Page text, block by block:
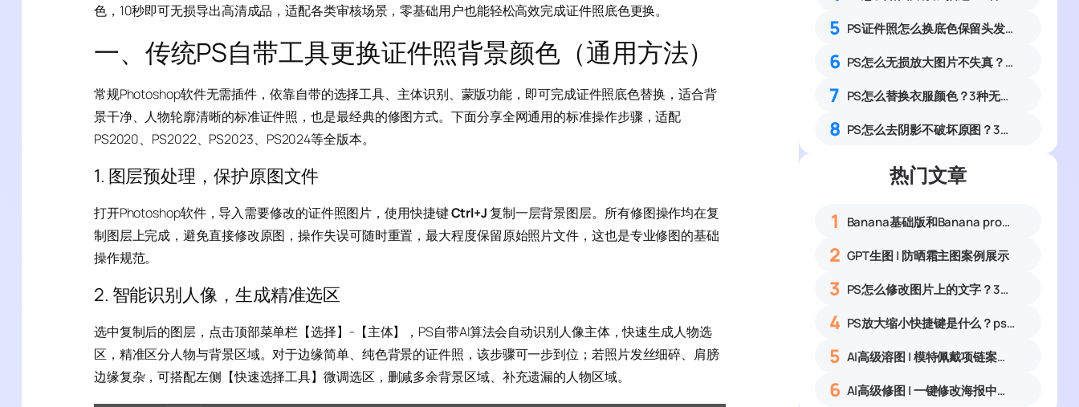
色，10秒即可无损导出高清成品，适配各类审核场景，零基础用户也能轻松高效完成证件照底色更换。
一、传统PS自带工具更换证件照背景颜色（通用方法）
常规Photoshop软件无需插件，依靠自带的选择工具、主体识别、蒙版功能，即可完成证件照底色替换，适合背
景干净、人物轮廓清晰的标准证件照，也是最经典的修图方式。下面分享全网通用的标准操作步骤，适配
PS2020、PS2022、PS2023、PS2024等全版本。
1. 图层预处理，保护原图文件
打开Photoshop软件，导入需要修改的证件照图片，使用快捷键Ctrl+J复制一层背景图层。所有修图操作均在复
制图层上完成，避免直接修改原图，操作失误可随时重置，最大程度保留原始照片文件，这也是专业修图的基础
操作规范。
2. 智能识别人像，生成精准选区
选中复制后的图层，点击顶部菜单栏【选择】-【主体】，PS自带AI算法会自动识别人像主体，快速生成人物选
区，精准区分人物与背景区域。对于边缘简单、纯色背景的证件照，该步骤可一步到位；若照片发丝细碎、肩膀
边缘复杂，可搭配左侧【快速选择工具】微调选区，删减多余背景区域、补充遗漏的人物区域。
5 PS证件照怎么换底色保留头发丝细节？3步解决抠图白边杂边完整教程
6 PS怎么无损放大图片不失真？3种零锯齿高清放大实操教程
7 PS怎么替换衣服颜色？3种无痕改色保留纹理零基础教程
8 PS怎么去阴影不破坏原图？3种无损去阴影实操方法
热门文章
1 Banana基础版和Banana pro区别对比丨具体案例应用+使用教程
2 GPT生图 | 防晒霜主图案例展示
3 PS怎么修改图片上的文字？3种无痕改字方法，新手也能搞定
4 PS放大缩小快捷键是什么？ps怎么把图片拉大拉小？
5 AI高级溶图 | 模特佩戴项链案例展示
6 AI高级修图 | 一键修改海报中的文字